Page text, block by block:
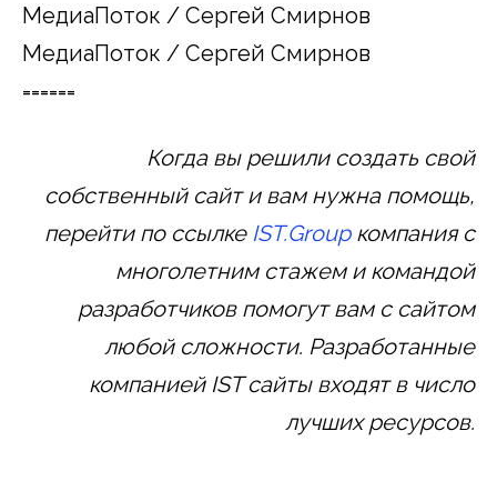
МедиаПоток / Сергей Смирнов
МедиаПоток / Сергей Смирнов
======
Когда вы решили создать свой
собственный сайт и вам нужна помощь,
перейти по ссылке IST.Groupкомпания с
многолетним стажем и командой
разработчиков помогут вам с сайтом
любой сложности. Разработанные
компанией IST сайты входят в число
лучших ресурсов.